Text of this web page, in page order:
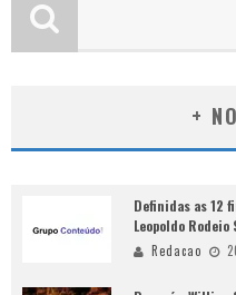
+
Definidas as 12
Leopoldo Rodeio
Redacao